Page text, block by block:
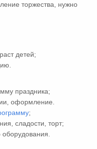
торжества, нужно
детей;
праздника;
оформление.
;
сладости, торт;
оборудования.